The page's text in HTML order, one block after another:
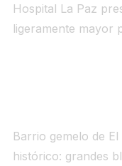
Hospital La Paz
ligeramente mayor
Barrio gemelo de
histórico: grandes